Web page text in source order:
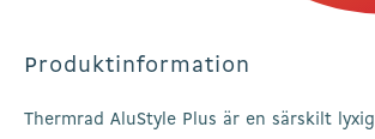
Produktinformation
Thermrad AluStyle Plus är en särskilt lyxig